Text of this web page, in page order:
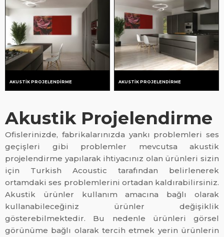
RENKLENDIRME
SHOWROOM
GÖRSELLERI
AKUSTIK PROJELENDIRME AKUSTIK PROJELENDIRME
Akustik Projelendirme
Ofislerinizde, fabrikalarınızda yankı problemleri ses
geçişleri gibi problemler mevcutsa akustik
projelendirme yapılarak ihtiyacınız olan ürünleri sizin
için Turkish Acoustic tarafından belirlenerek
ortamdaki ses problemlerini ortadan kaldırabilirsiniz.
Akustik ürünler kullanım amacına bağlı olarak
kullanabileceğiniz ürünler değişiklik
gösterebilmektedir. Bu nedenle ürünleri görsel
görünüme bağlı olarak tercih etmek yerin ürünlerin